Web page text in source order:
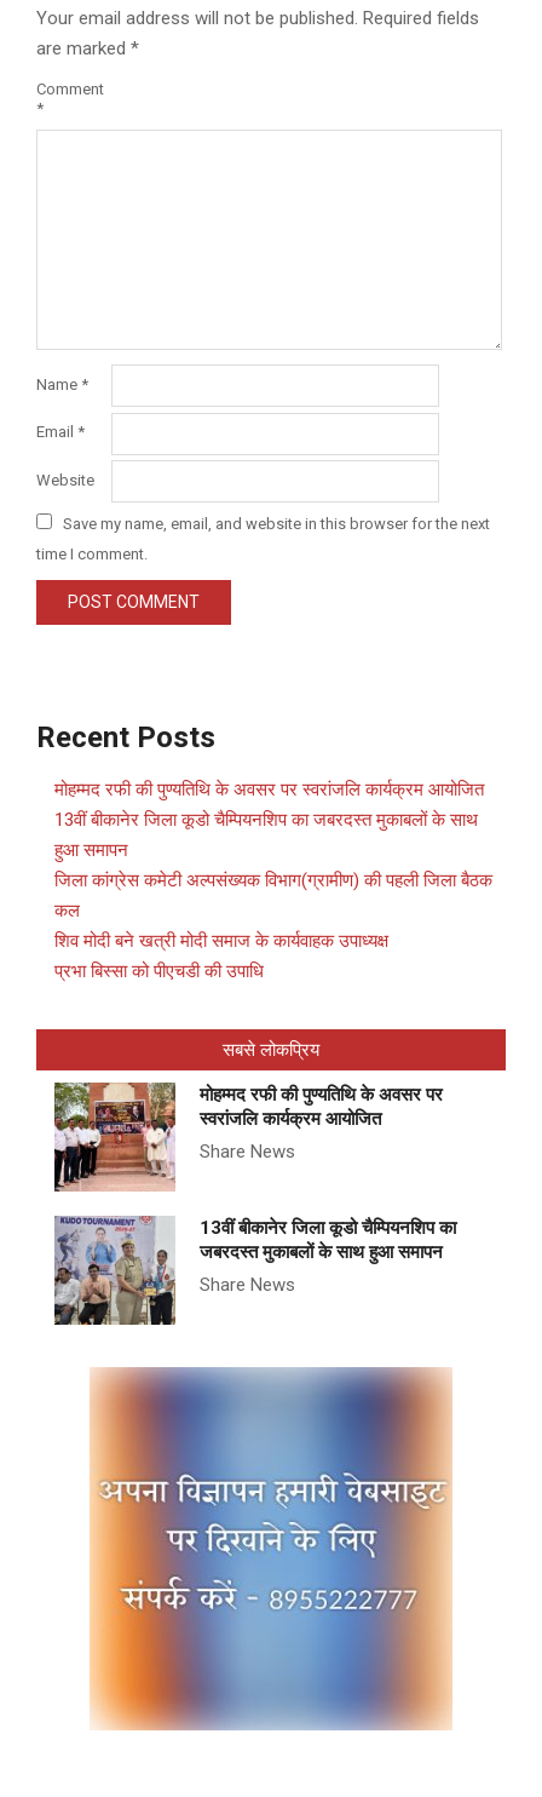
Your email address will not be published. Required fields
are marked *
Comment
*
Name *
Email *
Website
Save my name, email, and website in this browser for the next
time I comment.
Recent Posts
मोहम्मद रफी की पुण्यतिथि के अवसर पर स्वरांजलि कार्यक्रम आयोजित
13वीं बीकानेर जिला कूडो चैम्पियनशिप का जबरदस्त मुकाबलों के साथ
हुआ समापन
जिला कांग्रेस कमेटी अल्पसंख्यक विभाग(ग्रामीण) की पहली जिला बैठक
कल
शिव मोदी बने खत्री मोदी समाज के कार्यवाहक उपाध्यक्ष
प्रभा बिस्सा को पीएचडी की उपाधि
सबसे लोकप्रिय
मोहम्मद रफी की पुण्यतिथि के अवसर पर
स्वरांजलि कार्यक्रम आयोजित
Share News
13वीं बीकानेर जिला कूडो चैम्पियनशिप का
जबरदस्त मुकाबलों के साथ हुआ समापन
Share News